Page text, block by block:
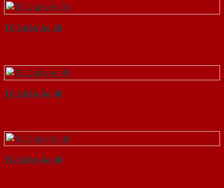
Tủ Quần Áo 26
Tủ Quần Áo 49
Tủ Quần Áo 48